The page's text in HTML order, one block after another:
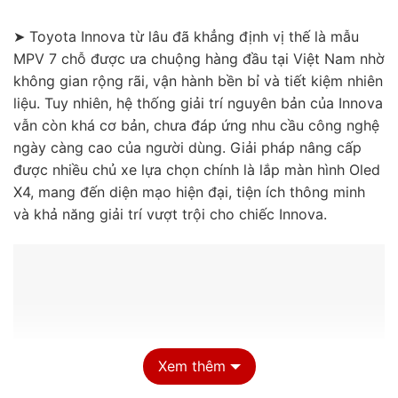
● Ứng dụng giải trí: YouTube, Zing MP3, Spotify, Netflix, CH Play tải
thêm hàng nghìn ứng dụng.
➤ Toyota Innova từ lâu đã khẳng định vị thế là mẫu
MPV 7 chỗ được ưa chuộng hàng đầu tại Việt Nam nhờ
không gian rộng rãi, vận hành bền bỉ và tiết kiệm nhiên
liệu. Tuy nhiên, hệ thống giải trí nguyên bản của Innova
vẫn còn khá cơ bản, chưa đáp ứng nhu cầu công nghệ
ngày càng cao của người dùng. Giải pháp nâng cấp
được nhiều chủ xe lựa chọn chính là lắp màn hình Oled
X4, mang đến diện mạo hiện đại, tiện ích thông minh
và khả năng giải trí vượt trội cho chiếc Innova.
Xem thêm